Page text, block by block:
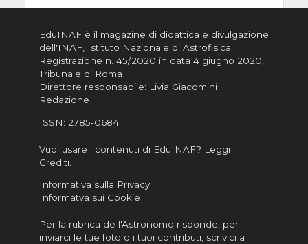
EduINAF è il magazine di didattica e divulgazione
dell'INAF, Istituto Nazionale di Astrofisica.
Registrazione n. 45/2020 in data 4 giugno 2020,
Tribunale di Roma
Direttore responsabile: Livia Giacomini
Redazione
ISSN: 2785-0684
Vuoi usare i contenuti di EduINAF? Leggi i
Crediti.
Informativa sulla Privacy
Informatva sui Cookie
Per la rubrica de l'Astronomo risponde, per
inviarci le tue foto o i tuoi contributi, scrivici a